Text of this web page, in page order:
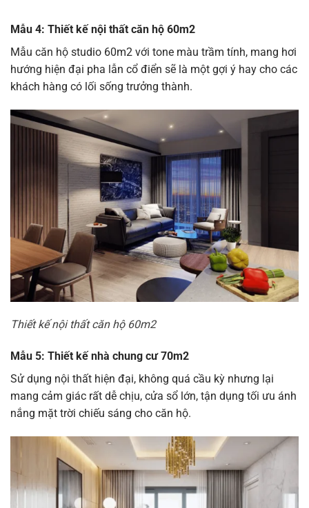
Mẫu 4: Thiết kế nội thất căn hộ 60m2
Mẫu căn hộ studio 60m2 với tone màu trầm tính, mang hơi
hướng hiện đại pha lẫn cổ điển sẽ là một gợi ý hay cho các
khách hàng có lối sống trưởng thành.
Thiết kế nội thất căn hộ 60m2
Mẫu 5: Thiết kế nhà chung cư 70m2
Sử dụng nội thất hiện đại, không quá cầu kỳ nhưng lại
mang cảm giác rất dễ chịu, cửa sổ lớn, tận dụng tối ưu ánh
nắng mặt trời chiếu sáng cho căn hộ.